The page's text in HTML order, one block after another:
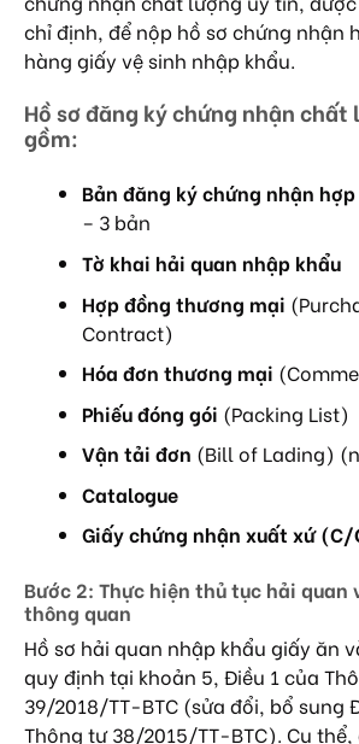
chỉ định, để nộp hồ sơ chứng nhận
hàng giấy vệ sinh nhập khẩu.
Hồ sơ đăng ký chứng nhận chất
gồm:
Bản đăng ký chứng nhận
– 3 bản
Tờ khai hải quan nhập khẩu
Hợp đồng thương mại
Contract)
Hóa đơn thương mại
Phiếu đóng gói (Packing List)
Vận tải đơn (Bill of Lading)
Catalogue
Giấy chứng nhận xuất xứ
Bước 2: Thực hiện thủ tục hải quan
thông quan
Hồ sơ hải quan nhập khẩu giấy ăn
quy định tại khoản 5, Điều 1 của
39/2018/TT-BTC (sửa đổi, bổ sung
Thông tư 38/2015/TT-BTC). Cụ